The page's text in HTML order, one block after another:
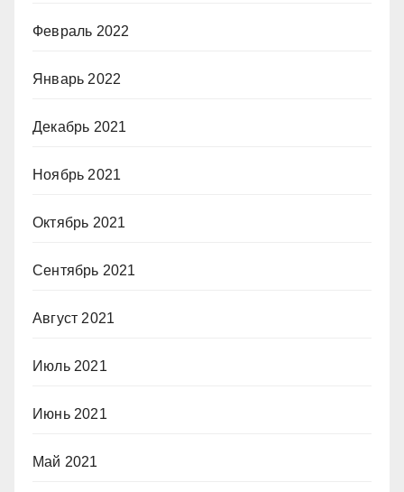
Февраль 2022
Январь 2022
Декабрь 2021
Ноябрь 2021
Октябрь 2021
Сентябрь 2021
Август 2021
Июль 2021
Июнь 2021
Май 2021